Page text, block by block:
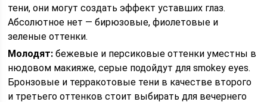
тени, они могут создать эффект уставших глаз.
Абсолютное нет — бирюзовые, фиолетовые и
зеленые оттенки.
Молодят: бежевые и персиковые оттенки уместны в
нюдовом макияже, серые подойдут для smokey eyes.
Бронзовые и терракотовые тени в качестве второго
и третьего оттенков стоит выбирать для вечернего